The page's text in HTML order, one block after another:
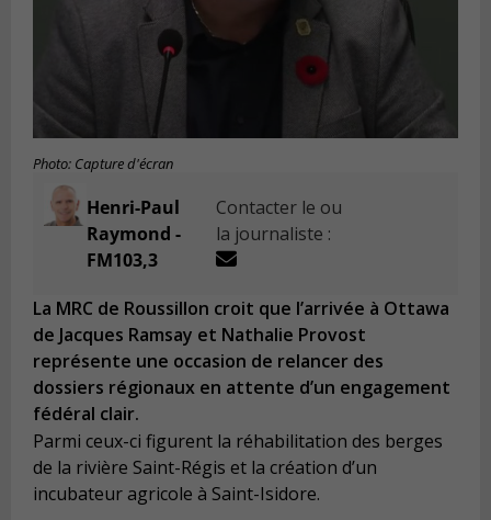
Photo: Capture d'écran
Henri-Paul
Raymond -
FM103,3
Contacter le ou
la journaliste :
La MRC de Roussillon croit que l’arrivée à Ottawa
de Jacques Ramsay et Nathalie Provost
représente une occasion de relancer des
dossiers régionaux en attente d’un engagement
fédéral clair.
Parmi ceux-ci figurent la réhabilitation des berges
de la rivière Saint-Régis et la création d’un
incubateur agricole à Saint-Isidore.